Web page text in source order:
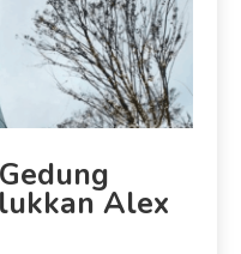
Alex